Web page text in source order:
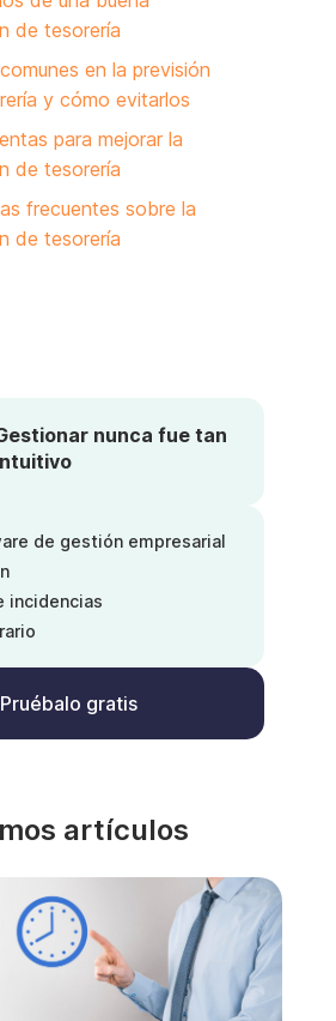
de tesorería
en la previsión
y cómo evitarlos
para mejorar la
de tesorería
frecuentes sobre la
de tesorería
nunca fue tan
de gestión empresarial
incidencias
Pruébalo gratis
artículos